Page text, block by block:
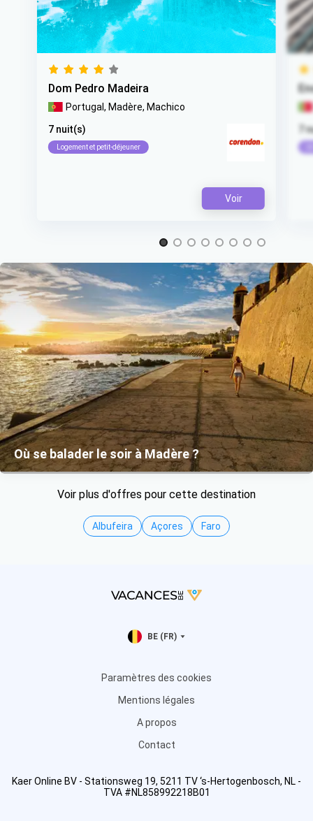
Dom Pedro Madeira
Portugal, Madère, Machico
7 nuit(s)
Logement et petit-déjeuner
Voir
7
Item 1 of 8
Où se balader le soir à Madère ?
Voir plus d'offres pour cette destination
Albufeira Açores Faro
BE (FR)
Paramètres des cookies
Mentions légales
A propos
Contact
Kaer Online BV - Stationsweg 19, 5211 TV ‘s-Hertogenbosch, NL -
TVA #NL858992218B01